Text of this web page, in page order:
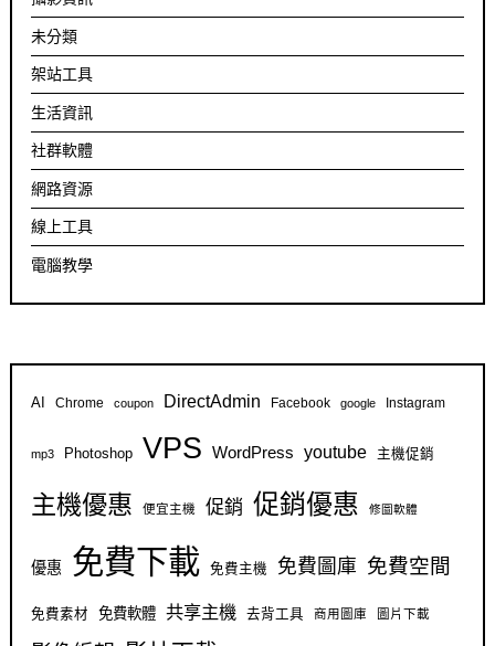
未分類
架站工具
生活資訊
社群軟體
網路資源
線上工具
電腦教學
AI Chrome coupon DirectAdmin Facebook google Instagram
mp3 Photoshop VPS WordPress youtube 主機促銷
主機優惠 便宜主機 促銷 促銷優惠 修圖軟體
優惠 免費下載 免費主機 免費圖庫 免費空間
免費素材 免費軟體 共享主機 去背工具 商用圖庫 圖片下載